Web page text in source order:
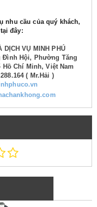
nhu cầu của quý khách,
đây:
DỊCH VỤ MINH PHÚ
Hội, Phường Tăng
Chí Minh, Việt Nam
( Mr.Hải )